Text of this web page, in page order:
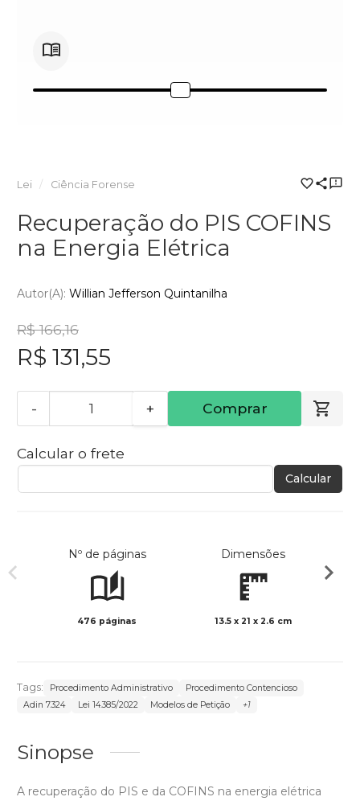
Lei Ciência Forense
Recuperação do PIS COFINS
na Energia Elétrica
Autor(a): Willian Jefferson Quintanilha
R$ 166,16
R$ 131,55
- + Comprar
Calcular o frete
Calcular
Nº de páginas
476 páginas
Dimensões
13.5 x 21 x 2.6 cm
Tags: Procedimento Administrativo
Procedimento Contencioso
Adin 7.324
Lei 14.385/2022 Modelos de Petição +1
Sinopse
A recuperação do PIS e da COFINS na energia elétrica